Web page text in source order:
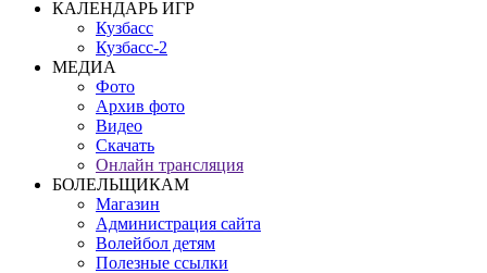
КАЛЕНДАРЬ ИГР
Кузбасс
Кузбасс-2
МЕДИА
Фото
Архив фото
Видео
Скачать
Онлайн трансляция
БОЛЕЛЬЩИКАМ
Магазин
Администрация сайта
Волейбол детям
Полезные ссылки